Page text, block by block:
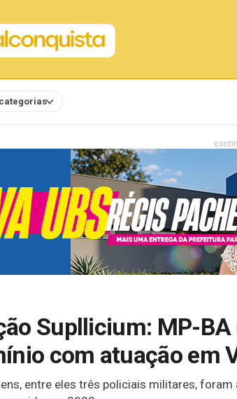
Supllicium: MP-
com atuação em
entre eles três policiais militares,